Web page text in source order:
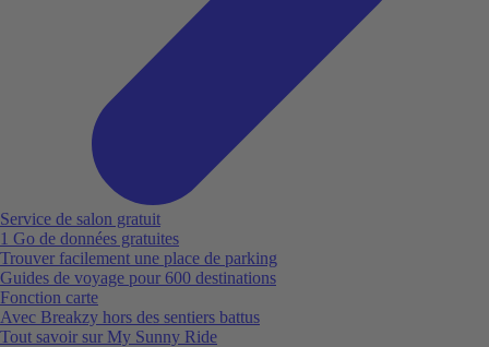
Service de salon gratuit
1 Go de données gratuites
Trouver facilement une place de parking
Guides de voyage pour 600 destinations
Fonction carte
Avec Breakzy hors des sentiers battus
Tout savoir sur My Sunny Ride